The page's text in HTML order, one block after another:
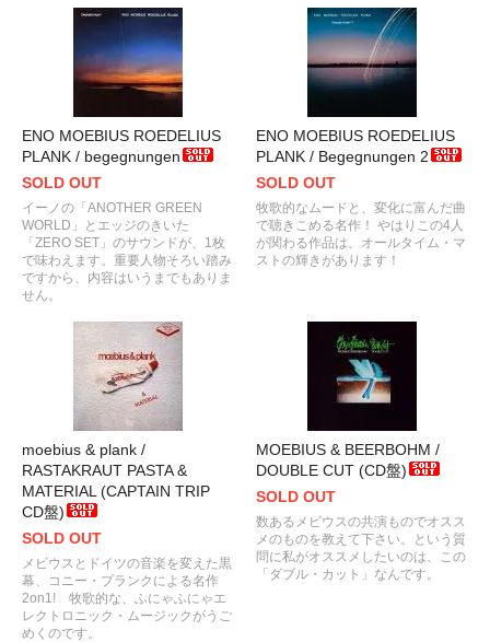
ENO MOEBIUS ROEDELIUS
PLANK / begegnungen
SOLD OUT
イーノの「ANOTHER GREEN
WORLD」とエッジのきいた
「ZERO SET」のサウンドが、1枚
で味わえます。重要人物そろい踏み
ですから、内容はいうまでもありま
せん。
ENO MOEBIUS ROEDELIUS
PLANK / Begegnungen 2
SOLD OUT
牧歌的なムードと、変化に富んだ曲
で聴きこめる名作！ やはりこの4人
が関わる作品は、オールタイム・マ
ストの輝きがあります！
moebius & plank /
RASTAKRAUT PASTA &
MATERIAL (CAPTAIN TRIP
CD盤)
SOLD OUT
メビウスとドイツの音楽を変えた黒
幕、コニー・プランクによる名作
2on1! 牧歌的な、ふにゃふにゃエ
レクトロニック・ムージックがうご
めくのです。
MOEBIUS & BEERBOHM /
DOUBLE CUT (CD盤)
SOLD OUT
数あるメビウスの共演ものでオスス
メのものを教えて下さい。という質
問に私がオススメしたいのは、この
「ダブル・カット」なんです。